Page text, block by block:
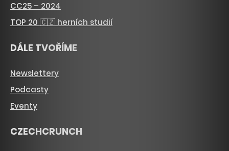
CC25 – 2024
TOP 20 🇨🇿 herních studií
DÁLE TVOŘÍME
Newslettery
Podcasty
Eventy
CZECHCRUNCH